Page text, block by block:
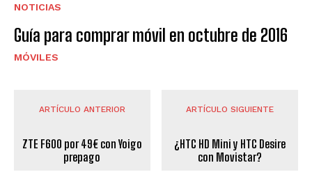
NOTICIAS
Guía para comprar móvil en octubre de 2016
MÓVILES
ARTÍCULO ANTERIOR
ZTE F600 por 49€ con Yoigo
prepago
ARTÍCULO SIGUIENTE
¿HTC HD Mini y HTC Desire
con Movistar?